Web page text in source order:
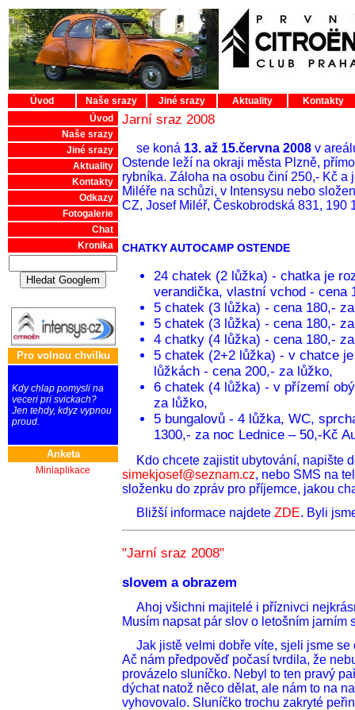
Úvod Naše srazy Jiné srazy Aktuality
Kontakty
Úvod
Naše srazy
Jiné srazy
Aktuality
Kontakty
Odkazy
Fotogalerie
Chat
Kronika
Pro volnou chvilku
Kdy chlap pomysli na
veceri pri svickach?
Jen tehdy, kdyz vypnou
proud.
Anketa
Miniaplikace
Jarní sraz 2008
se koná 13. až 15.června 2008 v
Ostende leží na okraji města Plzně,
rybníka. Záloha na osobu činí 250,- Kč a
Miléře na schůzi, v Intensysu nebo
CZ, Josef Miléř, Českobrodská 831, 190
CHATKY AUTOCAMP OSTENDE
24 chatek (2 lůžka) - chatka je
verandička, vlastní vchod - cena
5 chatek (3 lůžka) - cena 180,-
5 chatek (3 lůžka) - cena 180,-
4 chatky (4 lůžka) - cena 180,-
5 chatek (2+2 lůžka) - v chatce
lůžkách - cena 200,- za lůžko,
6 chatek (4 lůžka) - v přízemí
za lůžko,
5 bungalovů - 4 lůžka, WC,
1300,- za noc Lednice – 50,-Kč
Kdo chcete zajistit ubytování, napište
simekjosef@seznam.cz, nebo SMS na
složenku do zpráv pro příjemce, jakou
Bližší informace najdete ZDE. Byli
"Jarní sraz 2008"
slovem a obrazem
Ahoj všichni majitelé i příznivci
Musím napsat pár slov o letošním jarním
Jak jistě velmi dobře víte, sjeli jsme
Ač nám předpověď počasí tvrdila, že
provázelo sluníčko. Nebyl to ten pravý
dýchat natož něco dělat, ale nám to na
vyhovovalo. Sluníčko trochu zakryté